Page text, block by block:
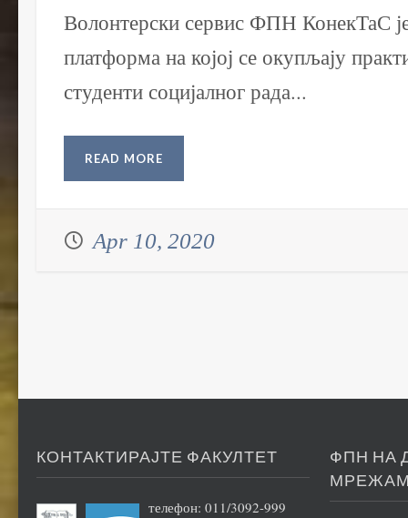
Волонтерски сервис ФПН КонекТаС
платформа на којој се окупљају
студенти социјалног рада...
READ MORE
Apr 10, 2020
КОНТАКТИРАЈТЕ ФАКУЛТЕТ
телефон: 011/3092-999
ФПН НА